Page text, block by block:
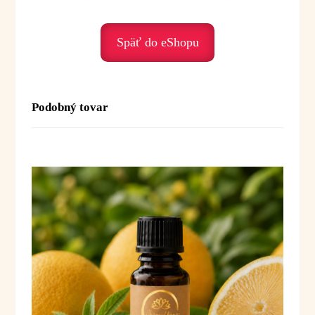
• stres – osviežuje myseľ
• psychické vyčerpanie – harmonizuje
• zlú náladu – podporuje ľahkosť a optimizmus
Posolstvo:„Dovoľujem si cítiť ľahkosť, radosť
a novú energiu.“
Použitie:
Difúzia:3–5 kvapiek do difuzéra alebo
aromalampy
Inhalácia:
1–2 kvapky na vreckovku alebo
do dlane
Masáž:
1–2 kvapky do 10 ml rastlinného oleja
Späť do eShopu
Podobný tovar